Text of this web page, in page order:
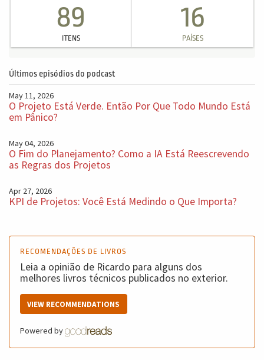
89
ITENS
16
PAÍSES
Últimos episódios do podcast
May 11, 2026
O Projeto Está Verde. Então Por Que Todo Mundo Está
em Pânico?
May 04, 2026
O Fim do Planejamento? Como a IA Está Reescrevendo
as Regras dos Projetos
Apr 27, 2026
KPI de Projetos: Você Está Medindo o Que Importa?
RECOMENDAÇÕES DE LIVROS
Leia a opinião de Ricardo para alguns dos
melhores livros técnicos publicados no exterior.
VIEW RECOMMENDATIONS
Powered by